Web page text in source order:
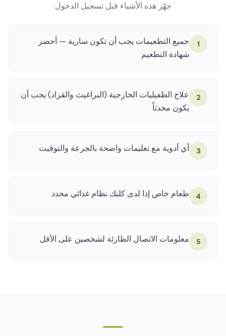
جهّز هذه الأشياء قبل تسجيل الدخول
1
جميع التطعيمات يجب أن تكون سارية — أحضر
شهادة التطعيم
2
علاج الطفيليات الخارجية (البراغيث والقراد) يجب أن
يكون محدثاً
3 أي أدوية مع تعليمات واضحة بالجرعة والتوقيت
4 طعام خاص إذا لدى كلبك نظام غذائي محدد
5 معلومات الاتصال الطارئة لشخصين على الأقل